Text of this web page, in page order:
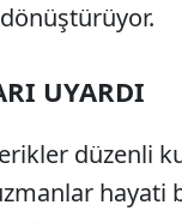
UYARDI
düzenli